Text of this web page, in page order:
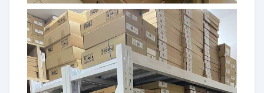
ADUCM363BCPZ256
ÉCLAIR 48LFCSP D'IC MCU
32BIT 256KB
ADUCM363BCPZ128
ÉCLAIR 48LFCSP D'IC MCU
32BIT 128KB
ADUC847BCPZ62-5
ÉCLAIR 56LFCSP D'IC MCU
8BIT 62KB